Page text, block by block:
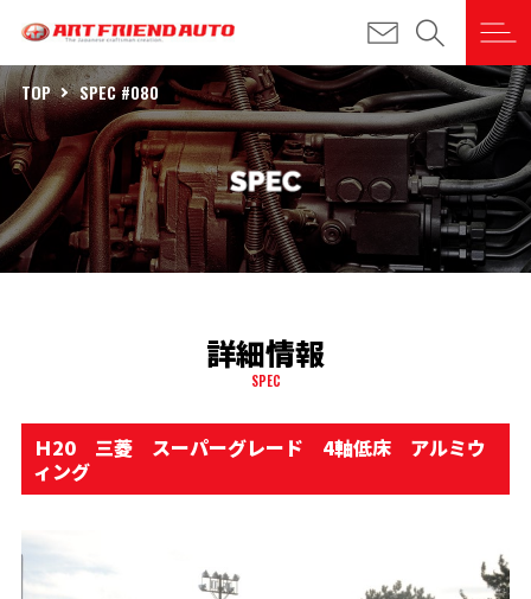
TOP SPEC #080
詳細情報
SPEC
Ｈ20 三菱 スーパーグレード 4軸低床 アルミウ
ィング